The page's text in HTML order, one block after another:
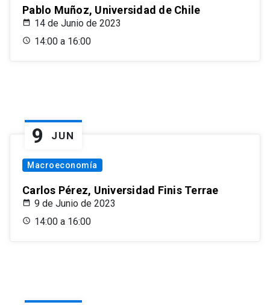
Pablo Muñoz, Universidad de Chile
14 de Junio de 2023
14:00 a 16:00
9 JUN
Macroeconomía
Carlos Pérez, Universidad Finis Terrae
9 de Junio de 2023
14:00 a 16:00